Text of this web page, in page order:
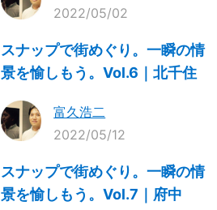
2022/05/02
スナップで街めぐり。一瞬の情
景を愉しもう。Vol.6｜北千住
富久浩二
2022/05/12
スナップで街めぐり。一瞬の情
景を愉しもう。Vol.7｜府中